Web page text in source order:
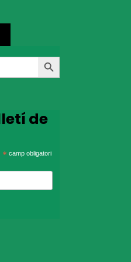
Search
Button
de
* camp obligatori